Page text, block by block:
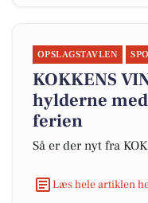
OPSLAGSTAVLEN
KOKKENS
hylderne
ferien
Så er der nyt fra
Læs hele artiklen